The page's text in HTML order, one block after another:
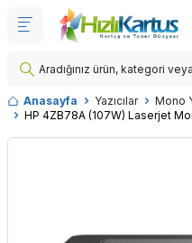
Anasayfa Yazıcılar Mono
HP 4ZB78A (107W) Laserjet